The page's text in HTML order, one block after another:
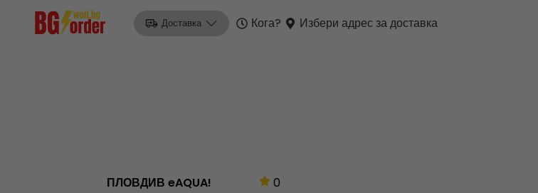
Доставка Кога? Избери адрес за доставка
ПЛОВДИВ eAQUA! 0